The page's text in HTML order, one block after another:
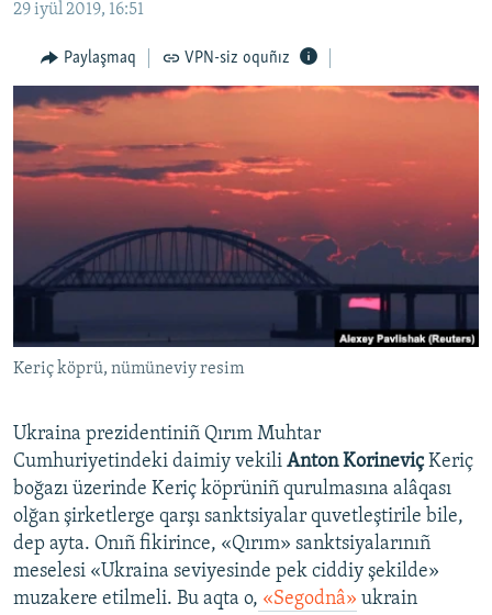
İNSAN AQLARI
VİDEO
SÜRET
BLOGLAR
FİKİR
Русский
Українською
QOŞULIÑIZ!
RFE/RS bütün saytları
29 iyül 2019, 16:51
Paylaşmaq VPN-siz oquñız
Keriç köprü, nümüneviy resim
Ukraina prezidentiniñ Qırım Muhtar
Cumhuriyetindeki daimiy vekili Anton KorineviçKeriç
boğazı üzerinde Keriç köprüniñ qurulmasına alâqası
olğan şirketlerge qarşı sanktsiyalar quvetleştirile bile,
dep ayta. Onıñ fikirince, «Qırım» sanktsiyalarınıñ
meselesi «Ukraina seviyesinde pek ciddiy şekilde»
muzakere etilmeli. Bu aqta o, «Segodnâ» ukrain